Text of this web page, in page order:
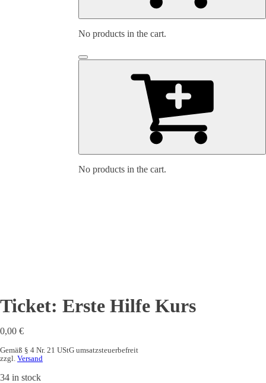
No products in the cart.
No products in the cart.
Ticket: Erste Hilfe Kurs
0,00 €
Gemäß § 4 Nr. 21 UStG umsatzsteuerbefreit
zzgl. Versand
34 in stock